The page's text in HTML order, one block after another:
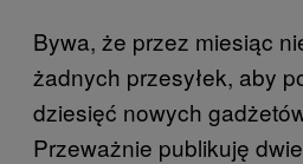
Bywa, że przez miesiąc
żadnych przesyłek, aby
dziesięć nowych
Przeważnie publikuję